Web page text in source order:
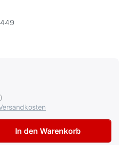
Color Aerosol Art Lackspray RAL
In den Warenkorb